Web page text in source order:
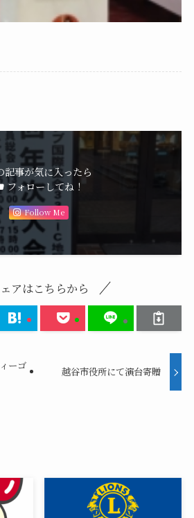
記事が気に入ったら
フォローしてね！
Follow Me
アはこちらから
ーゴ
越谷市役所にて演台寄贈